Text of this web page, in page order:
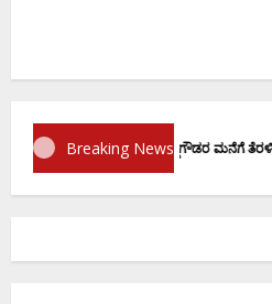
Breaking News
ವಚನಕ್ಕೂ ಮುನ್ನ ದೊಡ್ಡಗೌಡರ ಮನೆಗೆ ತೆರಳಿ